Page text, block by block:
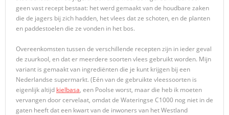
geen vast recept bestaat: het werd gemaakt van de houdbare zaken
die de jagers bij zich hadden, het vlees dat ze schoten, en de planten
en paddestoelen die ze vonden in het bos.
Overeenkomsten tussen de verschillende recepten zijn in ieder geval
de zuurkool, en dat er meerdere soorten vlees gebruikt worden. Mijn
variant is gemaakt van ingrediënten die je kunt krijgen bij een
Nederlandse supermarkt. (Eén van de gebruikte vleessoorten is
eigenlijk altijd kielbasa, een Poolse worst, maar die heb ik moeten
vervangen door cervelaat, omdat de Wateringse C1000 nog niet in de
gaten heeft dat een kwart van de inwoners van het Westland